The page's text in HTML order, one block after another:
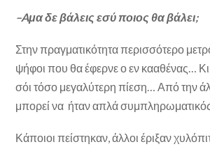
–Aμα δε βάλεις εσύ ποιος θα βάλει;
Στην πραγματικότητα περισσότερο
ψήφοι που θα έφερνε ο εν κααθένας…
σόι τόσο μεγαλύτερη πίεση… Από την
μπορεί να ήταν απλά
Κάποιοι πείστηκαν, άλλοι έριξαν